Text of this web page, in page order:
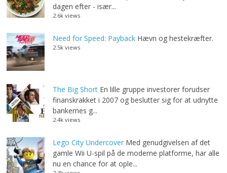
dagen efter - især...
2.6k views
Need for Speed: Payback Hævn og hestekræfter.
2.5k views
The Big Short En lille gruppe investorer forudser
finanskrakket i 2007 og beslutter sig for at udnytte
bankernes g...
2.4k views
Lego City Undercover Med genudgivelsen af det
gamle Wii U-spil på de moderne platforme, har alle
nu en chance for at ople...